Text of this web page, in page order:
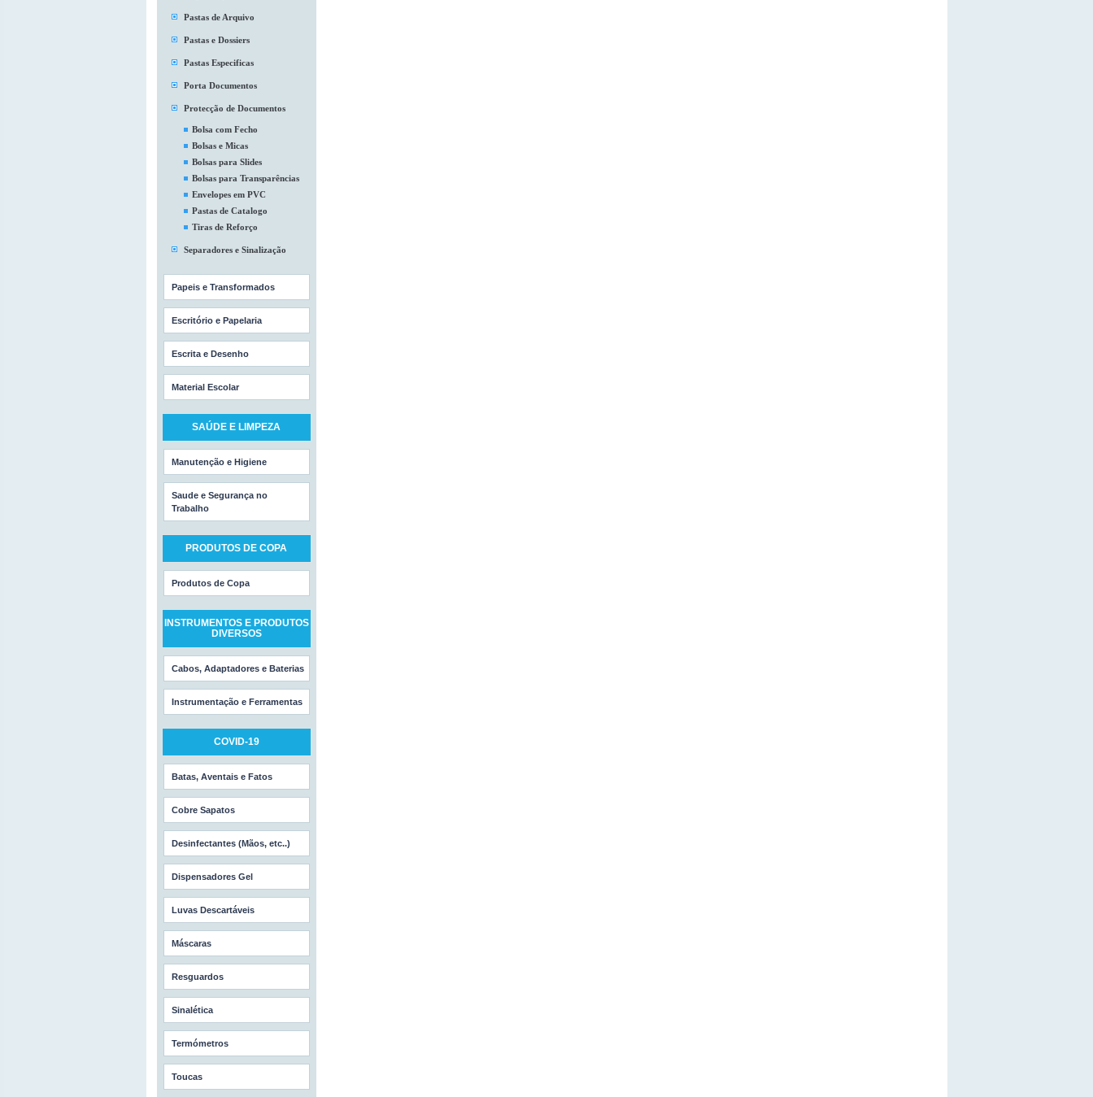
Pastas de Arquivo
Pastas e Dossiers
Pastas Especificas
Porta Documentos
Protecção de Documentos
Bolsa com Fecho
Bolsas e Micas
Bolsas para Slides
Bolsas para Transparências
Envelopes em PVC
Pastas de Catalogo
Tiras de Reforço
Separadores e Sinalização
Papeis e Transformados
Escritório e Papelaria
Escrita e Desenho
Material Escolar
SAÚDE E LIMPEZA
Manutenção e Higiene
Saude e Segurança no
Trabalho
PRODUTOS DE COPA
Produtos de Copa
INSTRUMENTOS E PRODUTOS
DIVERSOS
Cabos, Adaptadores e Baterias
Instrumentação e Ferramentas
COVID-19
Batas, Aventais e Fatos
Cobre Sapatos
Desinfectantes (Mãos, etc..)
Dispensadores Gel
Luvas Descartáveis
Máscaras
Resguardos
Sinalética
Termómetros
Toucas